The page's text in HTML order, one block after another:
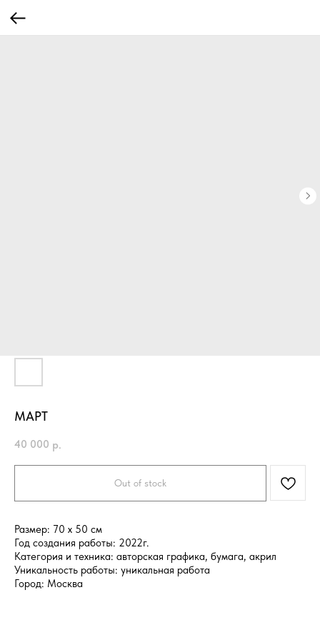
МАРТ
40 000 р.
Out of stock
Размер: 70 x 50 см
Год создания работы: 2022г.
Категория и техника: авторская графика, бумага, акрил
Уникальность работы: уникальная работа
Город: Москва